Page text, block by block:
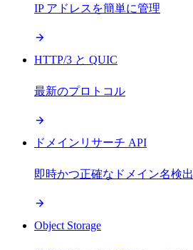
IP アドレスを簡単に管理
HTTP/3 と QUIC
最新のプロトコル
ドメインリサーチ API
即時かつ正確なドメイン名検出
Object Storage